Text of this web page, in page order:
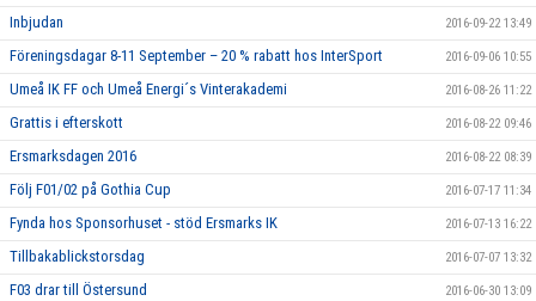
Inbjudan 2016-09-22 13:49
Föreningsdagar 8-11 September – 20 % rabatt hos InterSport 2016-09-06 10:55
Umeå IK FF och Umeå Energi´s Vinterakademi 2016-08-26 11:22
Grattis i efterskott 2016-08-22 09:46
Ersmarksdagen 2016 2016-08-22 08:39
Följ F01/02 på Gothia Cup 2016-07-17 11:34
Fynda hos Sponsorhuset - stöd Ersmarks IK 2016-07-13 16:22
Tillbakablickstorsdag 2016-07-07 13:32
F03 drar till Östersund 2016-06-30 13:09